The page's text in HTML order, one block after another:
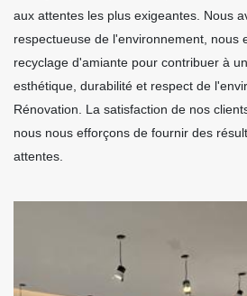
aux attentes les plus exigeantes. Nous
respectueuse de l'environnement, nous
recyclage d'amiante pour contribuer à
esthétique, durabilité et respect de
Rénovation. La satisfaction de nos
nous nous efforçons de fournir des
attentes.